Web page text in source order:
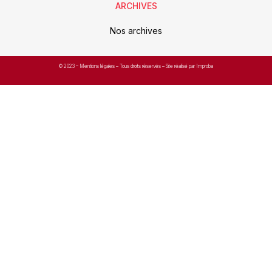
ARCHIVES
Nos archives
© 2023 – Mentions légales – Tous droits réservés – Site réalisé par Improba